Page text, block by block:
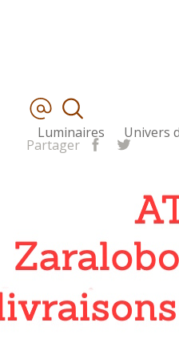
Partager
Luminaires Univers